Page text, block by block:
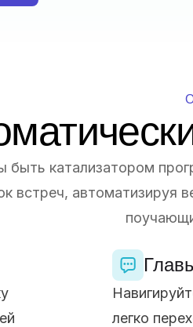
быть катализатором
встреч, автоматизируя
легко